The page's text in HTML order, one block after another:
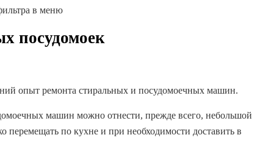
в меню
посудомоек
опыт ремонта стиральных и посудомоечных машин.
машин можно отнести, прежде всего, небольшой
перемещать по кухне и при необходимости доставить в